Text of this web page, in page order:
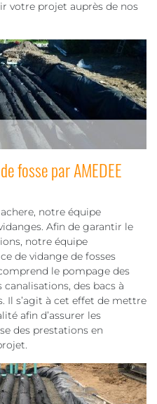
votre projet auprès de nos
fosse par AMEDEE
notre équipe
Afin de garantir le
notre équipe
de vidange de fosses
le pompage des
des bacs à
Il s’agit à cet effet de mettre
afin d’assurer les
des prestations en